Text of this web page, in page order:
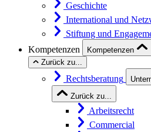
Geschichte
International und
Stiftung und
Kompetenzen
Kompetenzen
Zurück zu...
Rechtsberatung
Zurück zu...
Arbeitsrecht
Commercial